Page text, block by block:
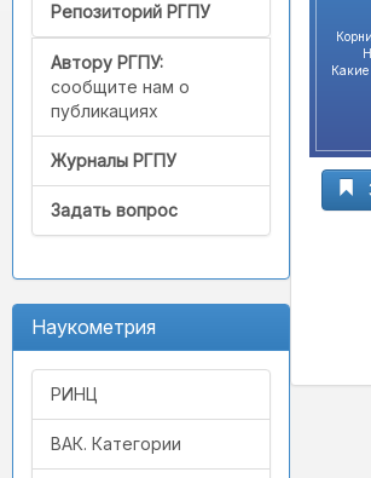
Репозиторий РГПУ
Автору РГПУ:
сообщите нам о
публикациях
Журналы РГПУ
Задать вопрос
Наукометрия
РИНЦ
ВАК. Категории
Какие